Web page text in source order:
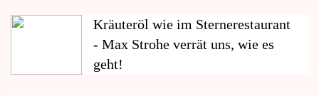
Kräuteröl wie im Sternerestaurant
- Max Strohe verrät uns, wie es
geht!